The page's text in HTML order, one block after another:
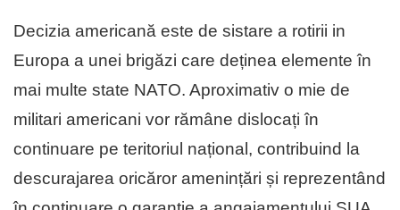
Decizia americană este de sistare a rotirii in
Europa a unei brigăzi care deținea elemente în
mai multe state NATO. Aproximativ o mie de
militari americani vor rămâne dislocați în
continuare pe teritoriul național, contribuind la
descurajarea oricăror amenințări și reprezentând